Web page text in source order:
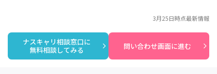
ナスキャリ相談窓口に
無料相談してみる
問い合わせ画面に進む
3月25日時点最新情報